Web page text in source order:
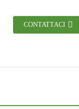
CONTATTACI